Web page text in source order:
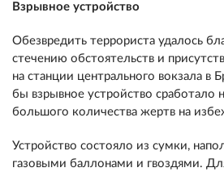
Взрывное устройство
Обезвредить террориста удалось
стечению обстоятельств и
на станции центрального вокзала в
бы взрывное устройство
большого количества жертв на
Устройство состояло из сумки,
газовыми баллонами и гвоздями.